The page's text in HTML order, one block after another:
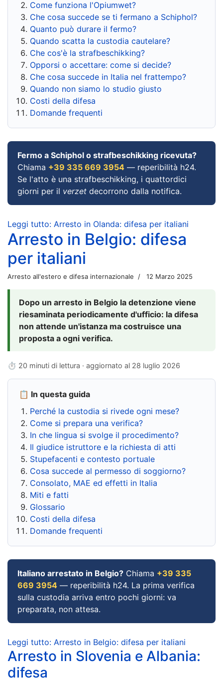
Come funziona l'Opiumwet?
Che cosa succede se ti fermano a Schiphol?
Quanto può durare il fermo?
Quando scatta la custodia cautelare?
Che cos'è la strafbeschikking?
Opporsi o accettare: come si decide?
Che cosa succede in Italia nel frattempo?
Quando non siamo lo studio giusto
Costi della difesa
Domande frequenti
Fermo a Schiphol o strafbeschikking ricevuta?
Chiama +39 335 669 3954 — reperibilità h24.
Se l'atto è una strafbeschikking, i quattordici
giorni per il verzet decorrono dalla notifica.
Leggi tutto: Arresto in Olanda: difesa per italiani
Arresto in Belgio: difesa
per italiani
Arresto all'estero e difesa internazionale 12 Marzo 2025
Dopo un arresto in Belgio la detenzione viene
riesaminata periodicamente d'ufficio: la difesa
non attende un'istanza ma costruisce una
proposta a ogni verifica.
⏱ 20 minuti di lettura · aggiornato al 28 luglio 2026
📋 In questa guida
Perché la custodia si rivede ogni mese?
Come si prepara una verifica?
In che lingua si svolge il procedimento?
Il giudice istruttore e la richiesta di atti
Stupefacenti e contesto portuale
Cosa succede al permesso di soggiorno?
Consolato, MAE ed effetti in Italia
Miti e fatti
Glossario
Costi della difesa
Domande frequenti
Italiano arrestato in Belgio? Chiama +39 335
669 3954 — reperibilità h24. La prima verifica
sulla custodia arriva entro pochi giorni: va
preparata, non attesa.
Leggi tutto: Arresto in Belgio: difesa per italiani
Arresto in Slovenia e Albania:
difesa